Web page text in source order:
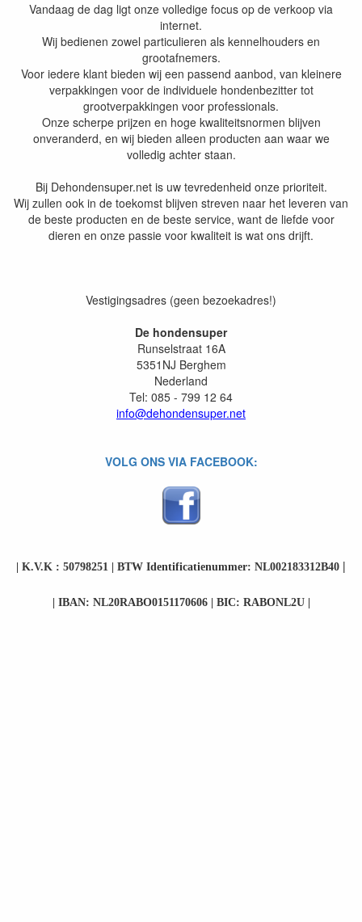
Vandaag de dag ligt onze volledige focus op de verkoop via
internet.
Wij bedienen zowel particulieren als kennelhouders en
grootafnemers.
Voor iedere klant bieden wij een passend aanbod, van kleinere
verpakkingen voor de individuele hondenbezitter tot
grootverpakkingen voor professionals.
Onze scherpe prijzen en hoge kwaliteitsnormen blijven
onveranderd, en wij bieden alleen producten aan waar we
volledig achter staan.
Bij Dehondensuper.net is uw tevredenheid onze prioriteit.
Wij zullen ook in de toekomst blijven streven naar het leveren van
de beste producten en de beste service, want de liefde voor
dieren en onze passie voor kwaliteit is wat ons drijft.
Vestigingsadres (geen bezoekadres!)
De hondensuper
Runselstraat 16A
5351NJ Berghem
Nederland
Tel: 085 - 799 12 64
info@dehondensuper.net
VOLG ONS VIA FACEBOOK:
| K.V.K : 50798251 | BTW Identificatienummer: NL002183312B40 |
| IBAN: NL20RABO0151170606 | BIC: RABONL2U |